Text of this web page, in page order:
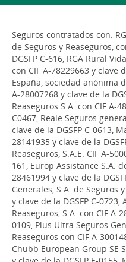
Seguros contratados con:
de Seguros y Reaseguros,
DGSFP C-616, RGA Rural
con CIF A-78229663 y clave
España, sociedad anónima
A-28007268 y clave de la
Reaseguros S.A. con CIF A-
C0467, Reale Seguros
clave de la DGSFP C-0613,
28141935 y clave de la
Reaseguros, S.A.E. CIF A-
161, Europ Assistance S.A.
28461994 y clave de la
Generales, S.A. de Seguros
y clave de la DGSFP C-
Reaseguros, S.A. con CIF A-
0109, Plus Ultra Seguros
Reaseguros con CIF A-
Chubb European Group SE